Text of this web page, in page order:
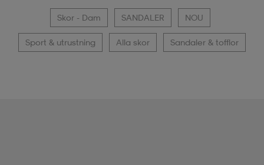
Skor - Dam SANDALER NOU
Sport & utrustning Alla skor Sandaler & tofflor